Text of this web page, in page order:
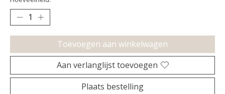
Toevoegen aan winkelwagen
Aan verlanglijst toevoegen
Plaats bestelling